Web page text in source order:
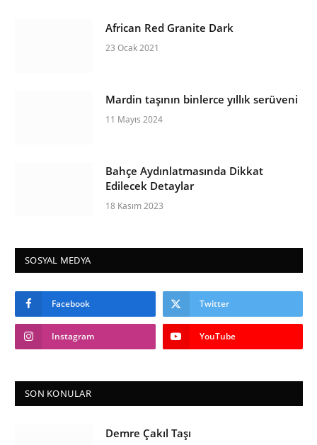
African Red Granite Dark
23 Ocak 2021
Mardin taşının binlerce yıllık serüveni
11 Mayıs 2024
Bahçe Aydınlatmasında Dikkat
Edilecek Detaylar
18 Kasım 2023
SOSYAL MEDYA
Facebook Twitter
Instagram YouTube
SON KONULAR
Demre Çakıl Taşı